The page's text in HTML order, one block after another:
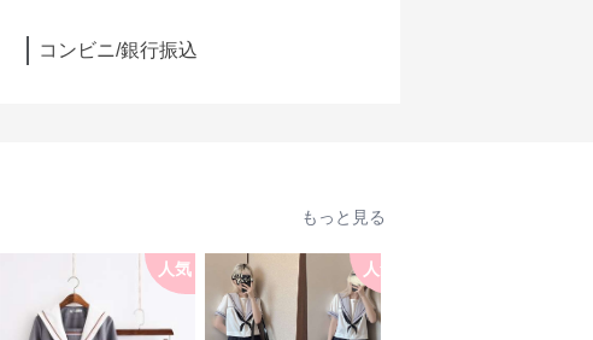
コンビニ/銀行振込
もっと見る
人気 人気